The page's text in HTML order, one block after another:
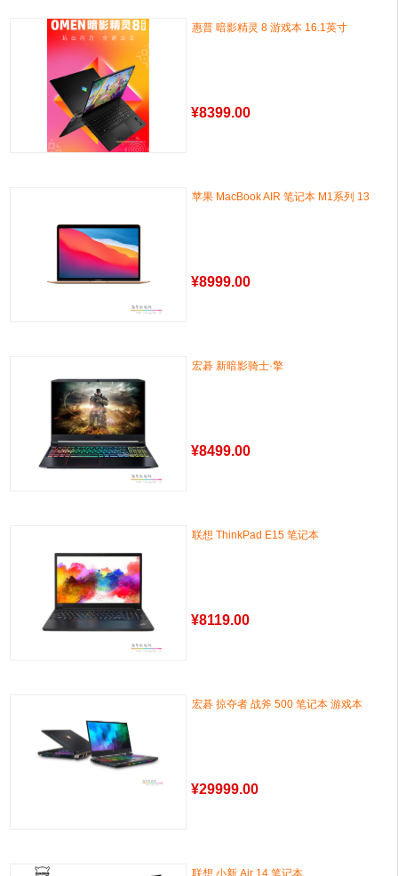
惠普 暗影精灵 8 游戏本 16.1英寸
¥8399.00
苹果 MacBook AIR 笔记本 M1系列 13
¥8999.00
宏碁 新暗影骑士·擎
¥8499.00
联想 ThinkPad E15 笔记本
¥8119.00
宏碁 掠夺者 战斧 500 笔记本 游戏本
¥29999.00
联想 小新 Air 14 笔记本